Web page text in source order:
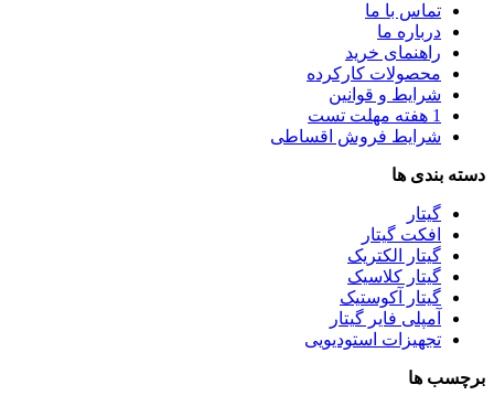
تماس با ما
درباره ما
راهنمای خرید
محصولات کارکرده
شرایط و قوانین
1 هفته مهلت تست
شرایط فروش اقساطی
دسته بندی ها
گیتار
افکت گیتار
گیتار الکتریک
گیتار کلاسیک
گیتار آکوستیک
آمپلی فایر گیتار
تجهیزات استودیویی
برچسب ها